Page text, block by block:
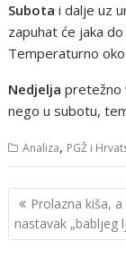
Subota i dalje uz
zapuhat će jaka
Temperaturno
Nedjelja pretežno
nego u subotu,
Analiza, PGŽ i
Navigacija
objava
Prolazna kiša,
nastavak „babljeg